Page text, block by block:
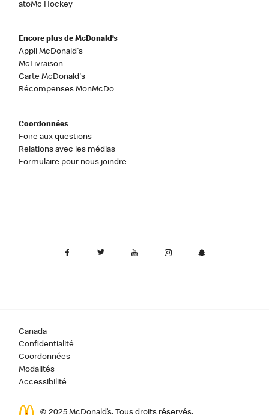
atoMc Hockey
Encore plus de McDonald’s
Appli McDonald's
McLivraison
Carte McDonald's
Récompenses MonMcDo
Coordonnées
Foire aux questions
Relations avec les médias
Formulaire pour nous joindre
Canada
Confidentialité
Coordonnées
Modalités
Accessibilité
© 2025 McDonald’s. Tous droits réservés.